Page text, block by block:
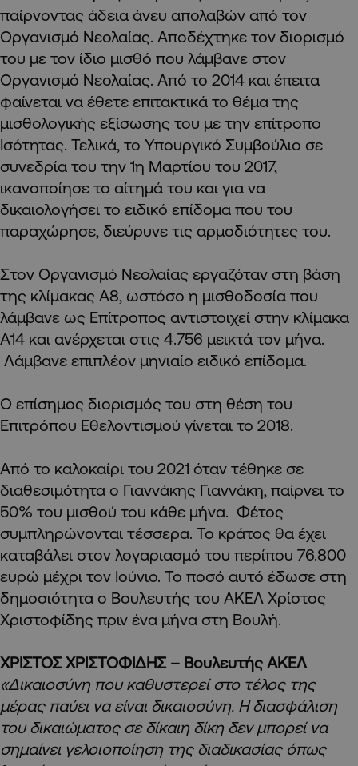
παίρνοντας άδεια άνευ απολαβών από τον
Οργανισμό Νεολαίας. Αποδέχτηκε τον διορισμό
του με τον ίδιο μισθό που λάμβανε στον
Οργανισμό Νεολαίας. Από το 2014 και έπειτα
φαίνεται να έθετε επιτακτικά το θέμα της
μισθολογικής εξίσωσης του με την επίτροπο
Ισότητας. Τελικά, το Υπουργικό Συμβούλιο σε
συνεδρία του την 1η Μαρτίου του 2017,
ικανοποίησε το αίτημά του και για να
δικαιολογήσει το ειδικό επίδομα που του
παραχώρησε, διεύρυνε τις αρμοδιότητες του.
Στον Οργανισμό Νεολαίας εργαζόταν στη βάση
της κλίμακας Α8, ωστόσο η μισθοδοσία που
λάμβανε ως Επίτροπος αντιστοιχεί στην κλίμακα
Α14 και ανέρχεται στις 4.756 μεικτά τον μήνα.
Λάμβανε επιπλέον μηνιαίο ειδικό επίδομα.
Ο επίσημος διορισμός του στη θέση του
Επιτρόπου Εθελοντισμού γίνεται το 2018.
Από το καλοκαίρι του 2021 όταν τέθηκε σε
διαθεσιμότητα ο Γιαννάκης Γιαννάκη, παίρνει το
50% του μισθού του κάθε μήνα. Φέτος
συμπληρώνονται τέσσερα. Το κράτος θα έχει
καταβάλει στον λογαριασμό του περίπου 76.800
ευρώ μέχρι τον Ιούνιο. Το ποσό αυτό έδωσε στη
δημοσιότητα ο Βουλευτής του ΑΚΕΛ Χρίστος
Χριστοφίδης πριν ένα μήνα στη Βουλή.
ΧΡΙΣΤΟΣ ΧΡΙΣΤΟΦΙΔΗΣ – Βουλευτής ΑΚΕΛ
«Δικαιοσύνη που καθυστερεί στο τέλος της
μέρας παύει να είναι δικαιοσύνη. Η διασφάλιση
του δικαιώματος σε δίκαιη δίκη δεν μπορεί να
σημαίνει γελοιοποίηση της διαδικασίας όπως